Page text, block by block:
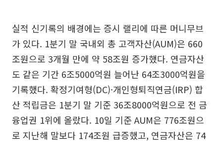
실적 신기록의 배경에는 증시 랠리에 따른 머니무브
가 있다. 1분기 말 국내외 총 고객자산(AUM)은 660
조원으로 3개월 만에 약 58조원 증가했다. 연금자산
도 같은 기간 6조5000억원 늘어난 64조3000억원을
기록했다. 확정기여형(DC)·개인형퇴직연금(IRP) 합
산 적립금은 1분기 말 기준 36조8000억원으로 전 금
융업권 1위에 올랐다. 10일 기준 AUM은 776조원으
로 지난해 말보다 174조원 급증했고, 연금자산은 74